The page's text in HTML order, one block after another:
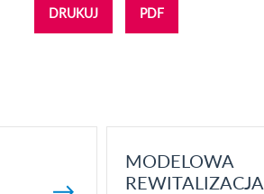
DRUKUJ PDF
MODELOWA
REWITALIZACJA